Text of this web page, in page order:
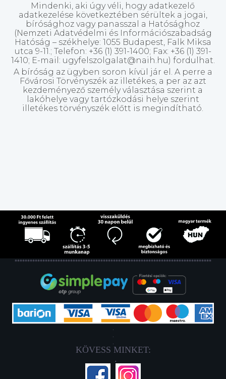
Mindenki, aki úgy véli, hogy adatkezelő
adatkezelése következtében sérültek a jogai,
bírósághoz vagy panasszal a Hatósághoz
(Nemzeti Adatvédelmi és Információszabadság
Hatóság – székhelye: 1055 Budapest, Falk Miksa
utca 9-11.; Telefon: +36 (1) 391-1400; Fax: +36 (1) 391-
1410; E-mail: ugyfelszolgalat@naih.hu) fordulhat.
A bíróság az ügyben soron kívül jár el. A perre a
Fővárosi Törvényszék az illetékes, a per az azt
kezdeményező személy választása szerint a
lakóhelye vagy tartózkodási helye szerint
illetékes törvényszék előtt is megindítható.
******************************************************************************
.
.
.
KÖVESS MINKET:
.